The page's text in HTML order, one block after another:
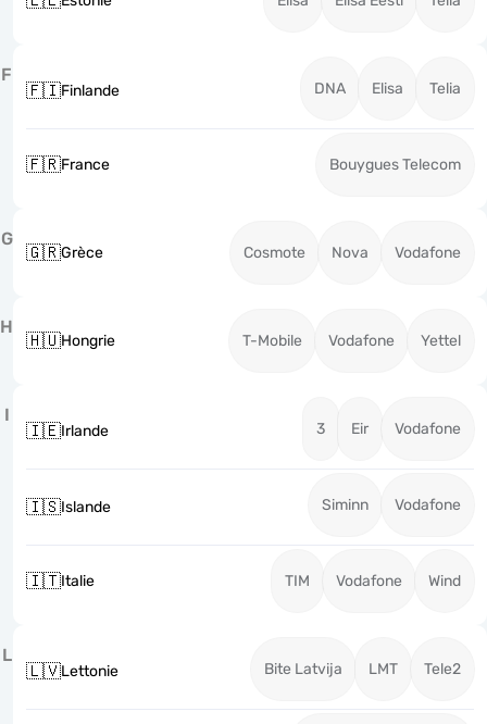
F
🇫🇮Finlande DNA Elisa Telia
🇫🇷France Bouygues Telecom
G
🇬🇷Grèce Cosmote Nova Vodafone
H
🇭🇺Hongrie T-Mobile Vodafone Yettel
I
🇮🇪Irlande 3 Eir Vodafone
🇮🇸Islande Siminn Vodafone
🇮🇹Italie TIM Vodafone Wind
L
🇱🇻Lettonie Bite Latvija LMT Tele2